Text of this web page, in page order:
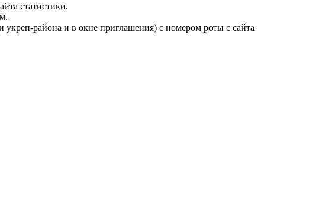
статистики.
района и в окне приглашения) с номером роты с сайта